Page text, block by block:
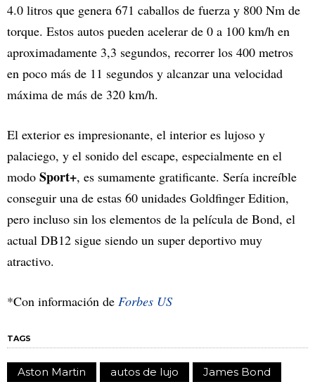
4.0 litros que genera 671 caballos de fuerza y 800 Nm de
torque. Estos autos pueden acelerar de 0 a 100 km/h en
aproximadamente 3,3 segundos, recorrer los 400 metros
en poco más de 11 segundos y alcanzar una velocidad
máxima de más de 320 km/h.
El exterior es impresionante, el interior es lujoso y
palaciego, y el sonido del escape, especialmente en el
modo Sport+, es sumamente gratificante. Sería increíble
conseguir una de estas 60 unidades Goldfinger Edition,
pero incluso sin los elementos de la película de Bond, el
actual DB12 sigue siendo un super deportivo muy
atractivo.
*Con información de Forbes US
TAGS
Aston Martin autos de lujo James Bond